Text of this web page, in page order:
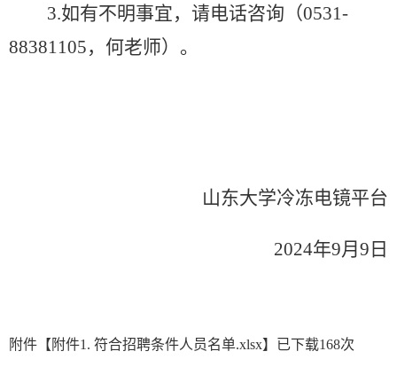
3.如有不明事宜，请电话咨询（0531-
88381105，何老师）。
山东大学冷冻电镜平台
2024年9月 9 日
附件【 附件1. 符合招聘条件人员名单.xlsx】已下载168次